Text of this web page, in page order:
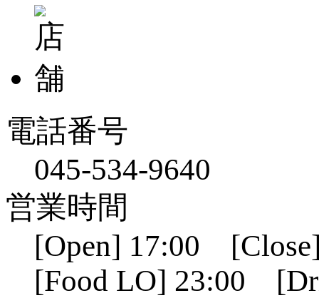
電話番号
045-534-9640
営業時間
[Open] 17:00
[Food LO] 23:00